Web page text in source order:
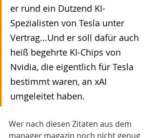
er rund ein Dutzend KI-
Spezialisten von Tesla unter
Vertrag...Und er soll dafür auch
heiß begehrte KI-Chips von
Nvidia, die eigentlich für Tesla
bestimmt waren, an xAI
umgeleitet haben.
Wer nach diesen Zitaten aus dem
manager magazin noch nicht genug